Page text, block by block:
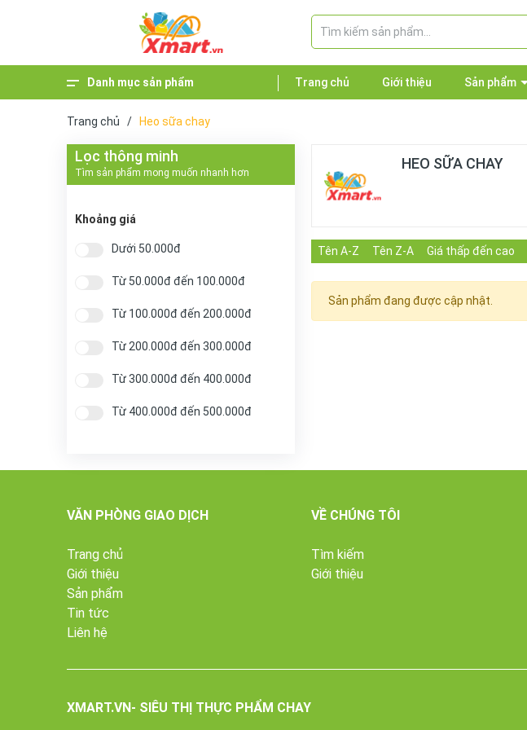
Danh mục sản phẩm Trang chủ Giới thiệu Sản phẩm
Trang chủ / Heo sữa chay
Lọc thông minh
Tìm sản phẩm mong muốn nhanh hơn
Khoảng giá
Dưới 50.000đ
Từ 50.000đ đến 100.000đ
Từ 100.000đ đến 200.000đ
Từ 200.000đ đến 300.000đ
Từ 300.000đ đến 400.000đ
Từ 400.000đ đến 500.000đ
Từ 700.000đ đến 800.000đ
HEO SỮA CHAY
Tên A-Z Tên Z-A Giá thấp đến cao
Sản phẩm đang được cập nhật.
VĂN PHÒNG GIAO DỊCH
Trang chủ
Giới thiệu
Sản phẩm
Tin tức
Liên hệ
VỀ CHÚNG TÔI
Tìm kiếm
Giới thiệu
XMART.VN- SIÊU THỊ THỰC PHẨM CHAY